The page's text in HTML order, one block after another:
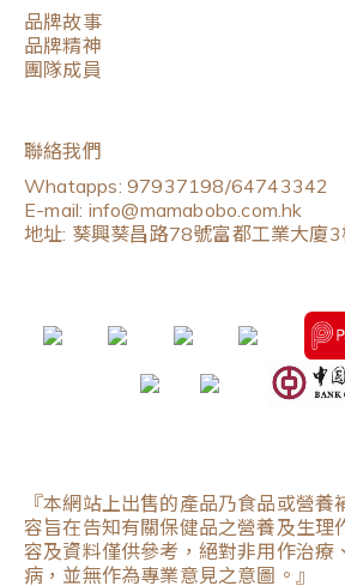
品牌故事
品牌精神
團隊成員
聯絡我們
Whatapps: 97937198/64743342
E-mail: info@mamabobo.com.hk
地址: 葵興葵昌路78號富都工業大廈
『本網站上出售的產品乃食品或營
容旨在告知有關保健品之營養及生理
容及資料僅供參考，絕對非用作治療
病，並無作為專業意見之意圖。』